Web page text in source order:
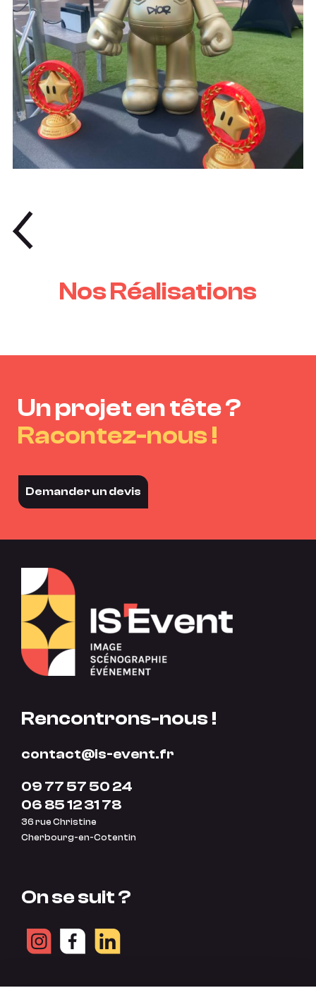
Nos Réalisations
Un projet en tête ?
Racontez-nous !
Demander un devis
Rencontrons-nous !
contact@is-event.fr
09 77 57 50 24
06 85 12 31 78
36 rue Christine
Cherbourg-en-Cotentin
On se suit ?